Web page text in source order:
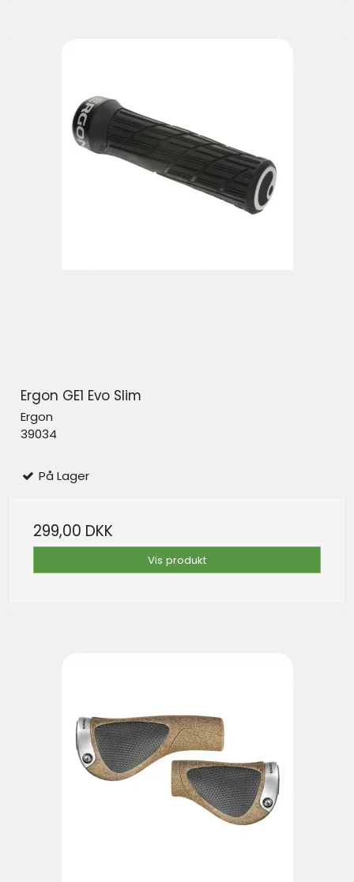
Ergon GE1 Evo Slim
Ergon
39034
På Lager
299,00 DKK
Vis produkt